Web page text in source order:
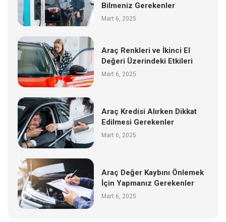
Bilmeniz Gerekenler
Mart 6, 2025
Araç Renkleri ve İkinci El
Değeri Üzerindeki Etkileri
Mart 6, 2025
Araç Kredisi Alırken Dikkat
Edilmesi Gerekenler
Mart 6, 2025
Araç Değer Kaybını Önlemek
İçin Yapmanız Gerekenler
Mart 6, 2025